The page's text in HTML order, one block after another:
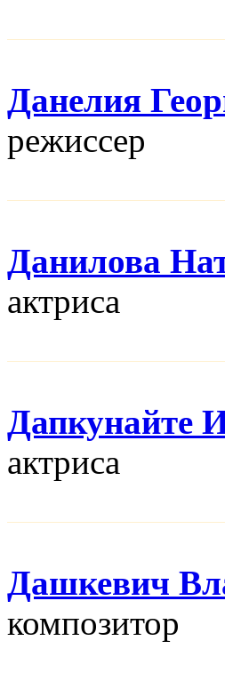
Данелия
режисcер
Данилова
актриса
Дапкунайте
актриса
Дашкевич
композитор